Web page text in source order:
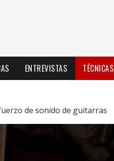
ENTREVISTAS TÉCNICAS
de sonido de guitarras